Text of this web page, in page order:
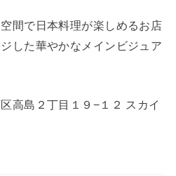
間で日本料理が楽しめるお店
した華やかなメインビジュア
高島２丁目１９−１２ スカイ